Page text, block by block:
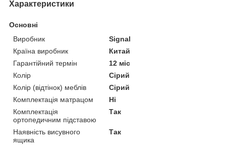
Характеристики
Основні
Виробник
Signal
Країна виробник
Китай
Гарантійний термін
12 міс
Колір
Сірий
Колір (відтінок) меблів
Сірий
Комплектація матрацом
Ні
Комплектація
ортопедичним підставою
Так
Наявність висувного
ящика
Так